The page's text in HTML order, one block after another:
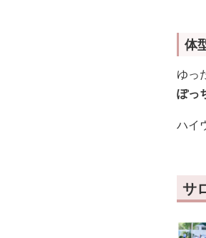
体
ゆっ
ぽっ
ハイ
サ